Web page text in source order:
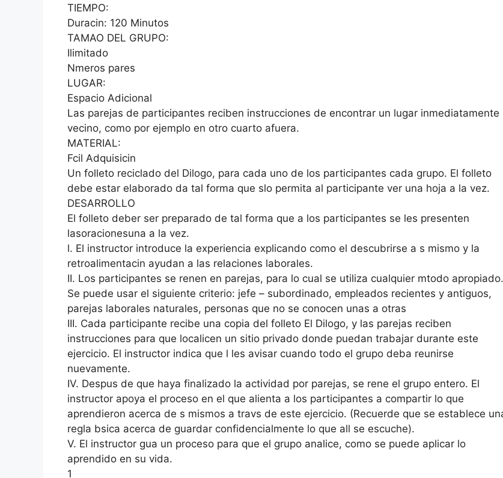
TIEMPO:
Duracin: 120 Minutos
TAMAO DEL GRUPO:
Ilimitado
Nmeros pares
LUGAR:
Espacio Adicional
Las parejas de participantes reciben instrucciones de encontrar un lugar inmediatamente
vecino, como por ejemplo en otro cuarto afuera.
MATERIAL:
Fcil Adquisicin
Un folleto reciclado del Dilogo, para cada uno de los participantes cada grupo. El folleto
debe estar elaborado da tal forma que slo permita al participante ver una hoja a la vez.
DESARROLLO
El folleto deber ser preparado de tal forma que a los participantes se les presenten
lasoracionesuna a la vez.
l. El instructor introduce la experiencia explicando como el descubrirse a s mismo y la
retroalimentacin ayudan a las relaciones laborales.
II. Los participantes se renen en parejas, para lo cual se utiliza cualquier mtodo
Se puede usar el siguiente criterio: jefe – subordinado, empleados recientes y antiguos,
parejas laborales naturales, personas que no se conocen unas a otras
III. Cada participante recibe una copia del folleto El Dilogo, y las parejas reciben
instrucciones para que localicen un sitio privado donde puedan trabajar durante este
ejercicio. El instructor indica que l les avisar cuando todo el grupo deba reunirse
nuevamente.
IV. Despus de que haya finalizado la actividad por parejas, se rene el grupo entero. El
instructor apoya el proceso en el que alienta a los participantes a compartir lo que
aprendieron acerca de s mismos a travs de este ejercicio. (Recuerde que se establece
regla bsica acerca de guardar confidencialmente lo que all se escuche).
V. El instructor gua un proceso para que el grupo analice, como se puede aplicar lo
aprendido en su vida.
1